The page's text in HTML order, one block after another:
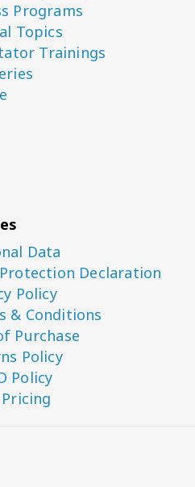
Programs
Topics
Trainings
Data
Declaration
Policy
& Conditions
Purchase
Policy
Policy